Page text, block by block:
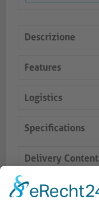
Descrizione
Features
Logistics
Specifications
Delivery Content
Dokumente